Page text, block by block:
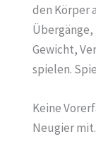
den Körper
Gewicht,
spielen.
Keine
Neugier mit.